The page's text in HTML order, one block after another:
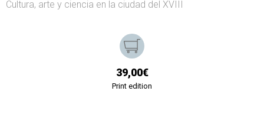
Cultura, arte y ciencia en la ciudad del XVIII
39,00€
Print edition